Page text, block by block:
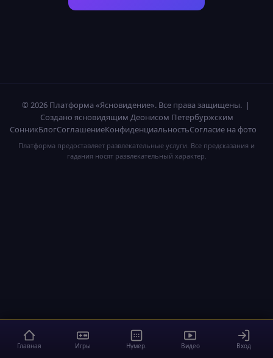
© 2026 Платформа «Ясновидение». Все права защищены. |
Создано ясновидящим Деонисом Петербуржским
СонникБлогСоглашениеКонфиденциальностьСогласие на фото
Платформа предоставляет развлекательные услуги. Все предсказания и
гадания носят развлекательный характер.
Главная Игры Нумер. Видео Вход